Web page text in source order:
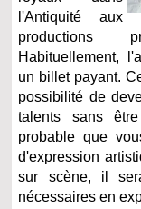
l'Antiquité aux
productions
Habituellement,
un billet payant.
possibilité de
talents sans
probable que
d'expression
sur scène, il
nécessaires en